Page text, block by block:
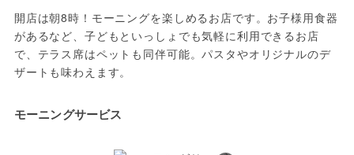
開店は朝8時！モーニングを楽しめるお店です。お子様用食器
があるなど、子どもといっしょでも気軽に利用できるお店
で、テラス席はペットも同伴可能。パスタやオリジナルのデ
ザートも味わえます。
モーニングサービス